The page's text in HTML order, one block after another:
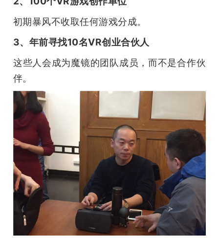
初期暴风不收取任何游戏分成。
3、年前寻找10名VR创业合伙人
这些人会成为魔镜的团队成员，而不是合作伙
伴。